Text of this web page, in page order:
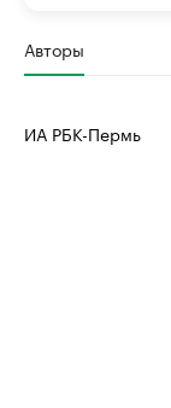
Авторы
ИА РБК-Пермь